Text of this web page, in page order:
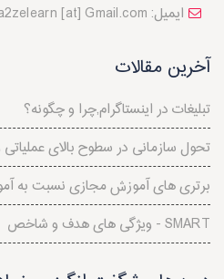
a2zelearn [at] Gmail.com :ایمیل
آخرین مقالات
تبلیغات در اینستاگرام,چرا و چگونه؟
تحول سازمانی در سطوح بالای
برتری های آموزش مجازی نسبت
ویژگی های هدف و شاخص - SMART